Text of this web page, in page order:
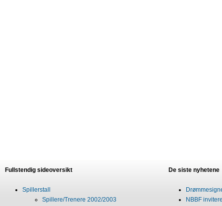
Fullstendig sideoversikt
Spillerstall
Spillere/Trenere 2002/2003
De siste nyhetene
NBBF